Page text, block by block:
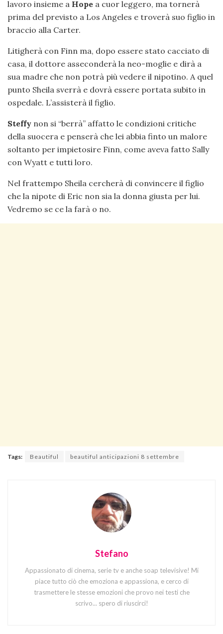
lavoro insieme a Hope a cuor leggero, ma tornerà
prima del previsto a Los Angeles e troverà suo figlio in
braccio alla Carter.
Litigherà con Finn ma, dopo essere stato cacciato di
casa, il dottore asseconderà la neo-moglie e dirà a
sua madre che non potrà più vedere il nipotino. A quel
punto Sheila sverrà e dovrà essere portata subito in
ospedale. L’assisterà il figlio.
Steffy non si “berrà” affatto le condizioni critiche
della suocera e penserà che lei abbia finto un malore
soltanto per impietosire Finn, come aveva fatto Sally
con Wyatt e tutti loro.
Nel frattempo Sheila cercherà di convincere il figlio
che la nipote di Eric non sia la donna giusta per lui.
Vedremo se ce la farà o no.
Tags: Beautiful beautiful anticipazioni 8 settembre
Stefano
Appassionato di cinema, serie tv e anche soap televisive! Mi
piace tutto ciò che emoziona e appassiona, e cerco di
trasmettere le stesse emozioni che provo nei testi che
scrivo... spero di riuscirci!